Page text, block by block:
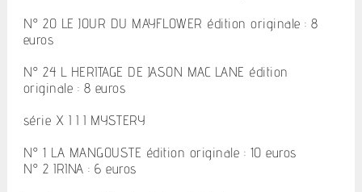
N° 20 LE JOUR DU MAYFLOWER édition originale : 8
euros
N° 24 L HERITAGE DE JASON MAC LANE édition
originale : 8 euros
série X I I I MYSTERY
N° 1 LA MANGOUSTE édition originale : 10 euros
N° 2 IRINA : 6 euros